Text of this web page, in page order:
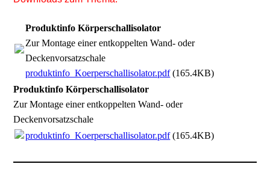
Produktinfo Körperschallisolator
Zur Montage einer entkoppelten Wand- oder
Deckenvorsatzschale
produktinfo_Koerperschallisolator.pdf(165.4KB)
Produktinfo Körperschallisolator
Zur Montage einer entkoppelten Wand- oder
Deckenvorsatzschale
produktinfo_Koerperschallisolator.pdf(165.4KB)